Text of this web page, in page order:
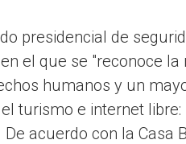
presidencial de
el que se "reconoce la
humanos y un
turismo e internet
acuerdo con la Casa